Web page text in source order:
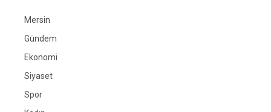
Mersin
Gündem
Ekonomi
Siyaset
Spor